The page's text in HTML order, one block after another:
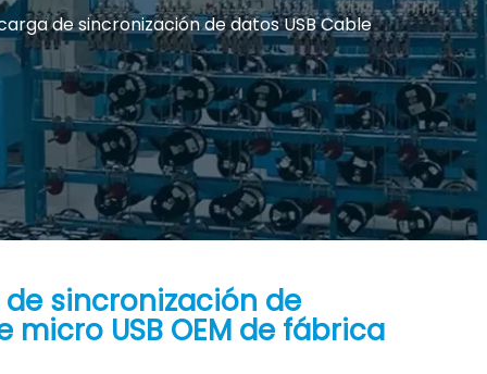
de sincronización de datos USB Cable
sincronización de
micro USB OEM de fábrica